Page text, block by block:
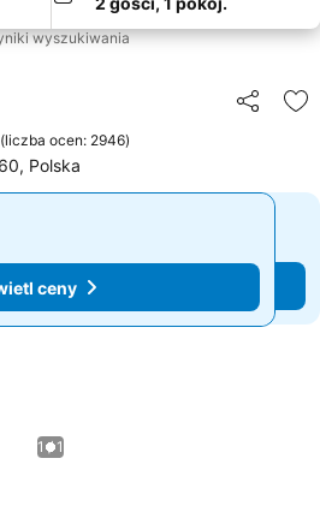
wyszukiwania
(liczba ocen: 2946)
Polska
ceny
ceny
1 / 1